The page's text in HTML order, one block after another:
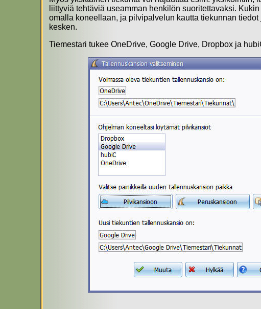
liittyviä tehtäviä useamman henkilön suoritettavaksi.
omalla koneellaan, ja pilvipalvelun kautta tiekunnan
kesken.
Tiemestari tukee OneDrive, Google Drive, Dropbox ja